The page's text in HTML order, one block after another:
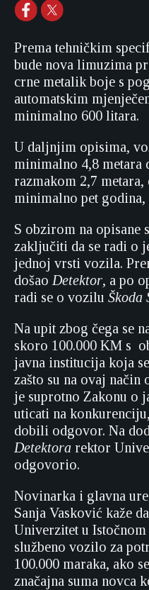
Prema tehničkim
bude nova limuzima
crne metalik boje s
automatskim
minimalno 600 litara.
U daljnjim opisima,
minimalno 4,8 metara
razmakom 2,7
minimalno pet
S obzirom na opisane
zaključiti da se radi o
jednoj vrsti vozila.
došao Detektor, a po
radi se o vozilu Škoda
Na upit zbog čega se
skoro 100.000 KM s
javna institucija koja
zašto su na ovaj način
je suprotno Zakonu o
uticati na
dobili odgovor. Na
Detektora rektor
odgovorio.
Novinarka i glavna
Sanja Vasković kaže
Univerzitet u
službeno vozilo za
100.000 maraka, ako
značajna suma novca